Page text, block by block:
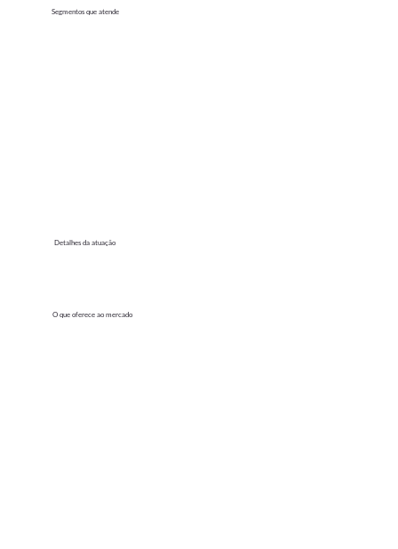
Detalhes da atuação
O que oferece ao mercado
Segmentos que atende